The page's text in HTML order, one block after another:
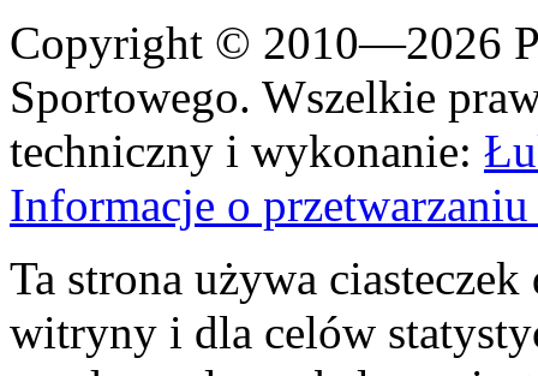
Copyright © 2010—2026
Sportowego. Wszelkie
techniczny i wykonanie:
Informacje o
Ta strona używa
witryny i dla celów